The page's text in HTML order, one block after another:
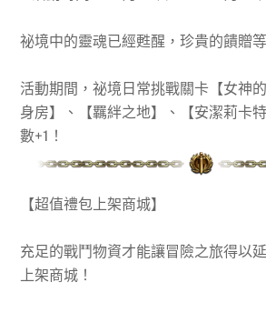
祕境中的靈魂已經甦醒，珍貴的饋
活動期間，祕境日常挑戰關卡【女神
身房】、【羈絆之地】、【安潔莉卡
數+1！
【超值禮包上架商城】
充足的戰鬥物資才能讓冒險之旅得以
上架商城！